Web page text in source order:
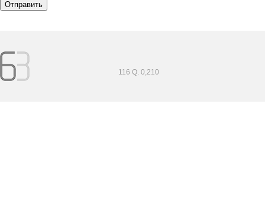
116 Q. 0,210